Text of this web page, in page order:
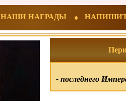
НАШИ НАГРАДЫ
- последнего